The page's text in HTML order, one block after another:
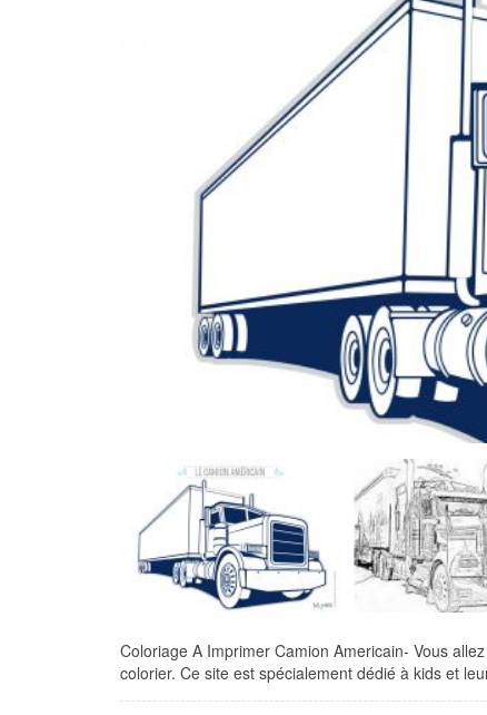
Coloriage A Imprimer Camion Americain- Vous
colorier. Ce site est spécialement dédié à kids et